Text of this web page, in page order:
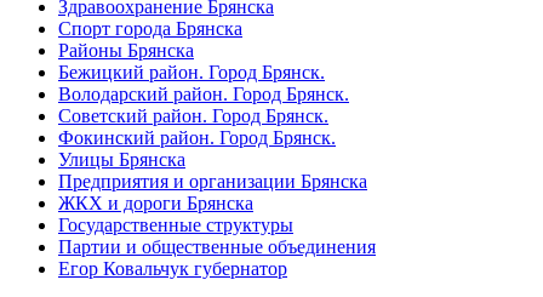
Здравоохранение Брянска
Спорт города Брянска
Районы Брянска
Бежицкий район. Город Брянск.
Володарский район. Город Брянск.
Советский район. Город Брянск.
Фокинский район. Город Брянск.
Улицы Брянска
Предприятия и организации Брянска
ЖКХ и дороги Брянска
Государственные структуры
Партии и общественные объединения
Егор Ковальчук губернатор